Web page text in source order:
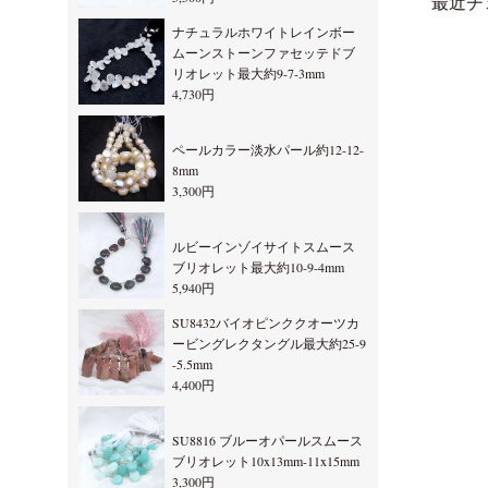
ナチュラルホワイトレインボー
ムーンストーンファセッテドブ
リオレット最大約9-7-3mm
4,730円
ペールカラー淡水パール約12-12-
8mm
3,300円
ルビーインゾイサイトスムース
ブリオレット最大約10-9-4mm
5,940円
SU8432バイオピンククオーツカ
ービングレクタングル最大約25-9
-5.5mm
4,400円
SU8816 ブルーオパールスムース
ブリオレット10x13mm-11x15mm
3,300円